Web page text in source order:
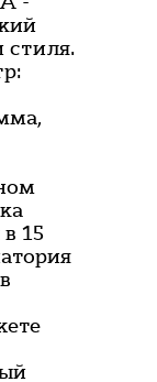
стиля.
15